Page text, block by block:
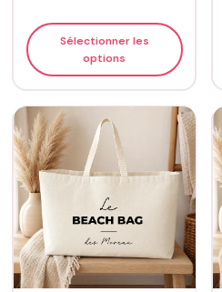
Sélectionner les
options